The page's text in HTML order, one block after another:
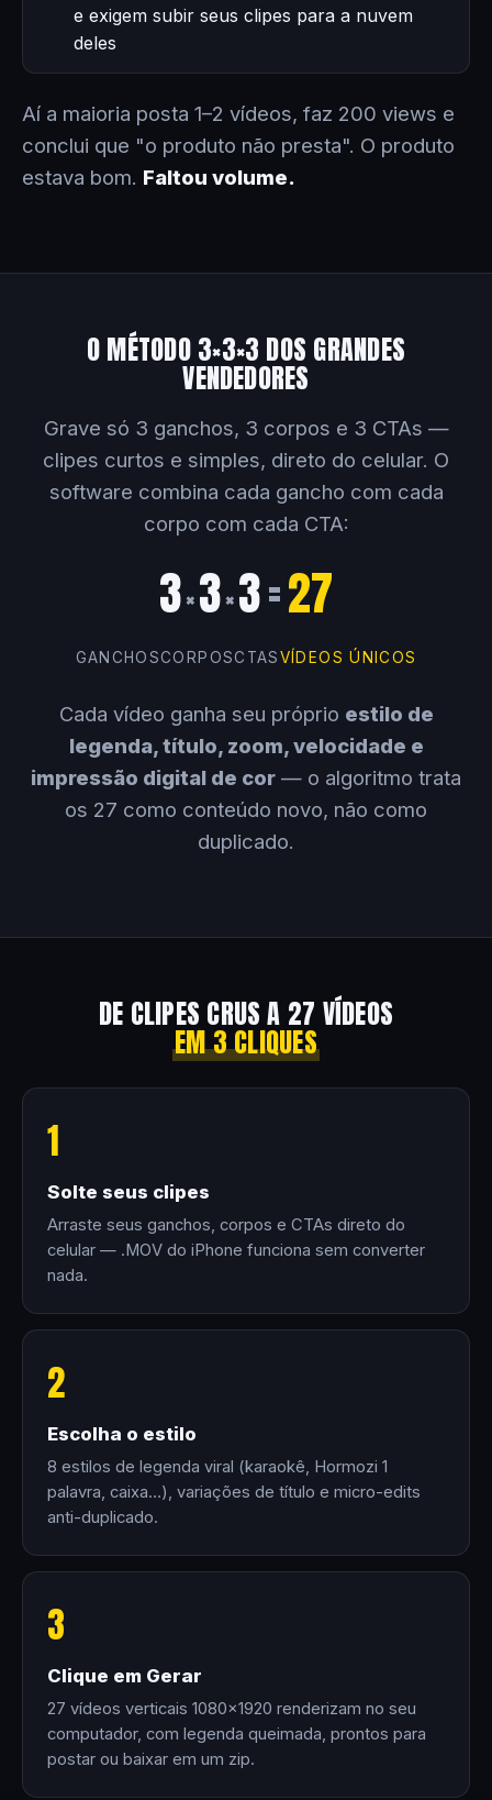
e exigem subir seus clipes para a nuvem
deles
Aí a maioria posta 1–2 vídeos, faz 200 views e
conclui que "o produto não presta". O produto
estava bom. Faltou volume.
O MÉTODO 3×3×3 DOS GRANDES
VENDEDORES
Grave só 3 ganchos, 3 corpos e 3 CTAs —
clipes curtos e simples, direto do celular. O
software combina cada gancho com cada
corpo com cada CTA:
3×3×3=27
GANCHOSCORPOSCTASVÍDEOS ÚNICOS
Cada vídeo ganha seu próprio estilo de
legenda, título, zoom, velocidade e
impressão digital de cor — o algoritmo trata
os 27 como conteúdo novo, não como
duplicado.
DE CLIPES CRUS A 27 VÍDEOS
EM 3 CLIQUES
1
Solte seus clipes
Arraste seus ganchos, corpos e CTAs direto do
celular — .MOV do iPhone funciona sem converter
nada.
2
Escolha o estilo
8 estilos de legenda viral (karaokê, Hormozi 1
palavra, caixa…), variações de título e micro-edits
anti-duplicado.
3
Clique em Gerar
27 vídeos verticais 1080×1920 renderizam no seu
computador, com legenda queimada, prontos para
postar ou baixar em um zip.